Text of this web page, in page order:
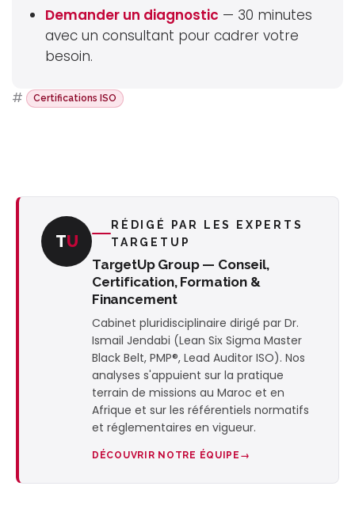
Demander un diagnostic — 30 minutes
avec un consultant pour cadrer votre
besoin.
# Certifications ISO
TU
RÉDIGÉ PAR LES EXPERTS
TARGETUP
TargetUp Group — Conseil,
Certification, Formation &
Financement
Cabinet pluridisciplinaire dirigé par Dr.
Ismail Jendabi (Lean Six Sigma Master
Black Belt, PMP®, Lead Auditor ISO). Nos
analyses s'appuient sur la pratique
terrain de missions au Maroc et en
Afrique et sur les référentiels normatifs
et réglementaires en vigueur.
DÉCOUVRIR NOTRE ÉQUIPE